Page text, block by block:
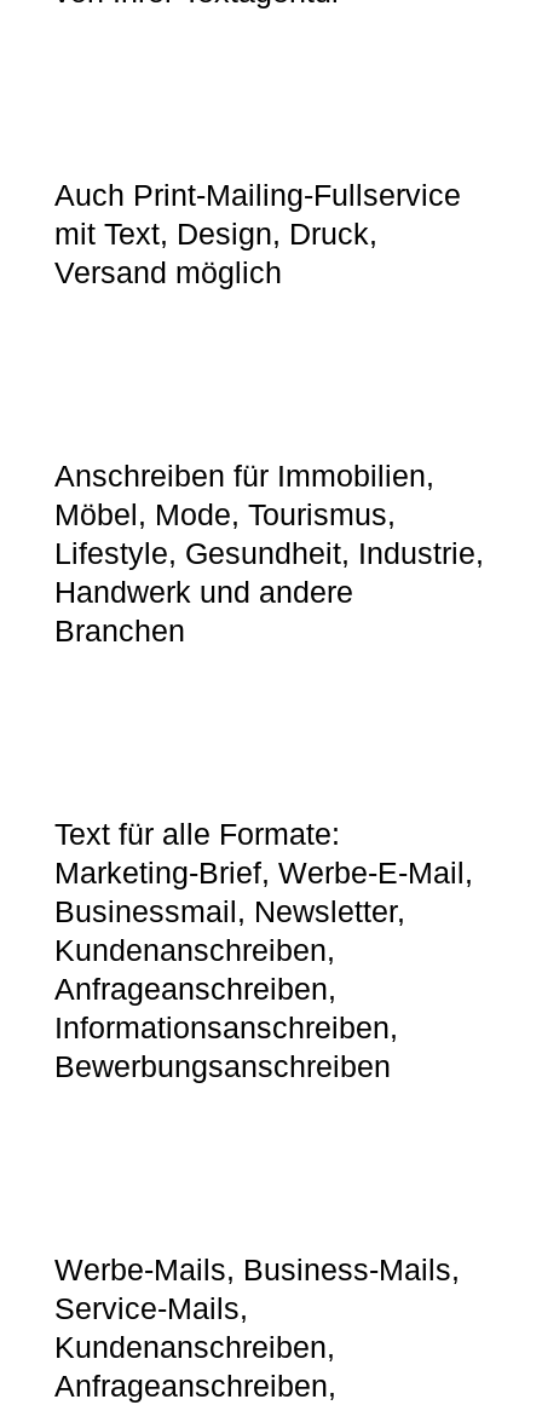
Auch Print-Mailing-Fullservice
mit Text, Design, Druck,
Versand möglich
Anschreiben für Immobilien,
Möbel, Mode, Tourismus,
Lifestyle, Gesundheit, Industrie,
Handwerk und andere
Branchen
Text für alle Formate:
Marketing-Brief, Werbe-E-Mail,
Businessmail, Newsletter,
Kundenanschreiben,
Anfrageanschreiben,
Informationsanschreiben,
Bewerbungsanschreiben
Werbe-Mails, Business-Mails,
Service-Mails,
Kundenanschreiben,
Anfrageanschreiben,